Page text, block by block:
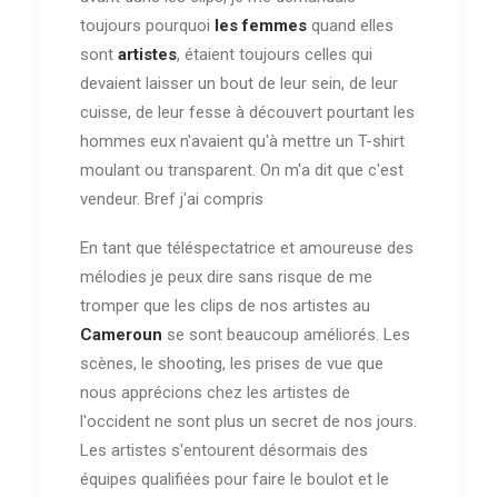
toujours pourquoi les femmes quand elles
sont artistes, étaient toujours celles qui
devaient laisser un bout de leur sein, de leur
cuisse, de leur fesse à découvert pourtant les
hommes eux n'avaient qu'à mettre un T-shirt
moulant ou transparent. On m'a dit que c'est
vendeur. Bref j'ai compris
En tant que téléspectatrice et amoureuse des
mélodies je peux dire sans risque de me
tromper que les clips de nos artistes au
Cameroun se sont beaucoup améliorés. Les
scènes, le shooting, les prises de vue que
nous apprécions chez les artistes de
l'occident ne sont plus un secret de nos jours.
Les artistes s'entourent désormais des
équipes qualifiées pour faire le boulot et le